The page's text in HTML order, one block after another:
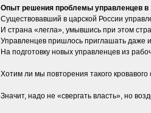
Опыт решения проблемы управленцев в
Существовавший в царской России
И страна «легла», умывшись при этом
Управленцев пришлось приглашать даже
На подготовку новых управленцев из
Хотим ли мы повторения такого
Значит, надо не «свергать власть», но